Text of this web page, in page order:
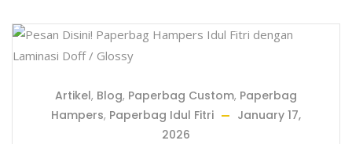
Artikel, Blog, Paperbag Custom, Paperbag
Hampers, Paperbag Idul Fitri
January 17,
2026